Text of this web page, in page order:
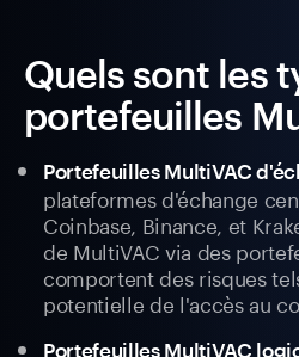
Quels sont les
portefeuilles
Portefeuilles MultiVAC
plateformes d'échange
Coinbase, Binance, et
de MultiVAC via des
comportent des risques
potentielle de l'accès au
Portefeuilles MultiVAC